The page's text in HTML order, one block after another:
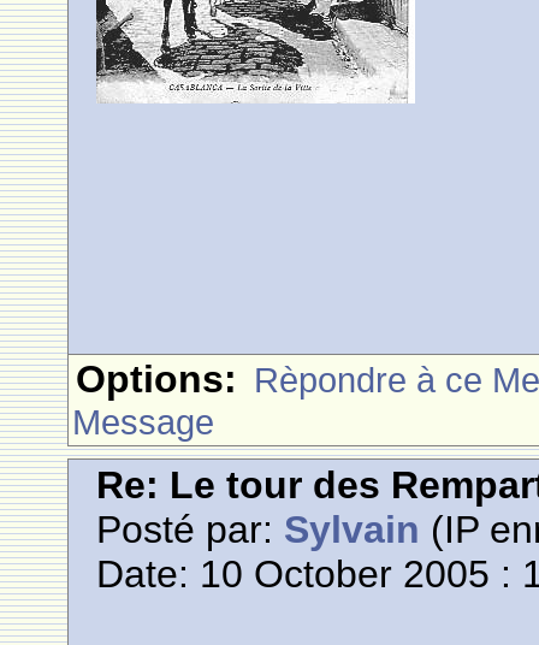
Options: Rèpondre à ce
Message
Re: Le tour des
Posté par: Sylvain (IP
Date: 10 October 2005 :